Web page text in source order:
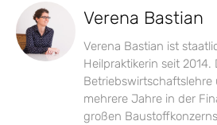
Verena Bastian
Verena Bastian ist
Heilpraktikerin seit 2014.
mehrere Jahre in der
großen